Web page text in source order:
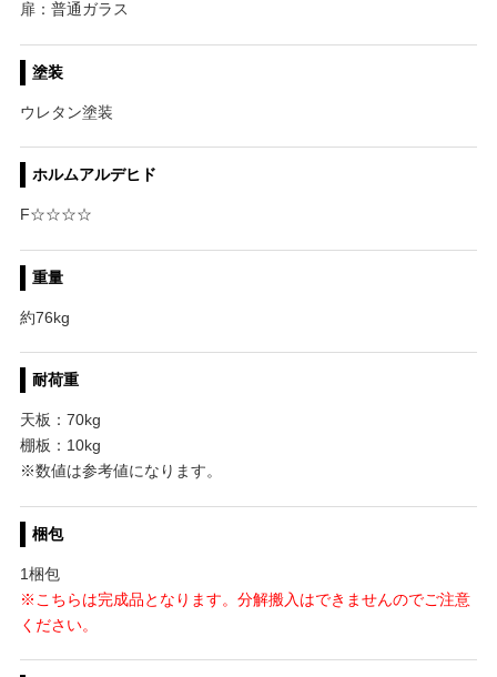
扉：普通ガラス
塗装
ウレタン塗装
ホルムアルデヒド
F☆☆☆☆
重量
約76kg
耐荷重
天板：70kg
棚板：10kg
※数値は参考値になります。
梱包
1梱包
※こちらは完成品となります。分解搬入はできませんのでご注意
ください。